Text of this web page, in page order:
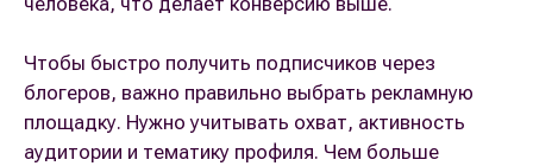
Чтобы быстро получить подписчиков через
блогеров, важно правильно выбрать рекламную
площадку. Нужно учитывать охват, активность
аудитории и тематику профиля. Чем больше